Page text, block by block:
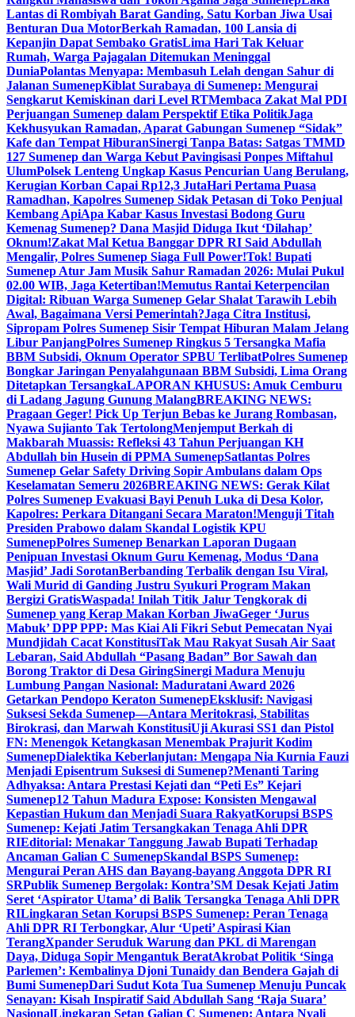
Lantas di Rombiyah Barat Ganding, Satu Korban Jiwa Usai
Benturan Dua MotorBerkah Ramadan, 100 Lansia di
Kepanjin Dapat Sembako GratisLima Hari Tak Keluar
Rumah, Warga Pajagalan Ditemukan Meninggal
DuniaPolantas Menyapa: Membasuh Lelah dengan Sahur di
Jalanan SumenepKiblat Surabaya di Sumenep: Mengurai
Sengkarut Kemiskinan dari Level RTMembaca Zakat Mal PDI
Perjuangan Sumenep dalam Perspektif Etika PolitikJaga
Kekhusyukan Ramadan, Aparat Gabungan Sumenep “Sidak”
Kafe dan Tempat HiburanSinergi Tanpa Batas: Satgas TMMD
127 Sumenep dan Warga Kebut Pavingisasi Ponpes Miftahul
UlumPolsek Lenteng Ungkap Kasus Pencurian Uang Berulang,
Kerugian Korban Capai Rp12,3 JutaHari Pertama Puasa
Ramadhan, Kapolres Sumenep Sidak Petasan di Toko Penjual
Kembang ApiApa Kabar Kasus Investasi Bodong Guru
Kemenag Sumenep? Dana Masjid Diduga Ikut ‘Dilahap’
Oknum!Zakat Mal Ketua Banggar DPR RI Said Abdullah
Mengalir, Polres Sumenep Siaga Full Power!Tok! Bupati
Sumenep Atur Jam Musik Sahur Ramadan 2026: Mulai Pukul
02.00 WIB, Jaga Ketertiban!Memutus Rantai Keterpencilan
Digital: Ribuan Warga Sumenep Gelar Shalat Tarawih Lebih
Awal, Bagaimana Versi Pemerintah?Jaga Citra Institusi,
Sipropam Polres Sumenep Sisir Tempat Hiburan Malam Jelang
Libur PanjangPolres Sumenep Ringkus 5 Tersangka Mafia
BBM Subsidi, Oknum Operator SPBU TerlibatPolres Sumenep
Bongkar Jaringan Penyalahgunaan BBM Subsidi, Lima Orang
Ditetapkan TersangkaLAPORAN KHUSUS: Amuk Cemburu
di Ladang Jagung Gunung MalangBREAKING NEWS:
Pragaan Geger! Pick Up Terjun Bebas ke Jurang Rombasan,
Nyawa Sujianto Tak TertolongMenjemput Berkah di
Makbarah Muassis: Refleksi 43 Tahun Perjuangan KH
Abdullah bin Husein di PPMA SumenepSatlantas Polres
Sumenep Gelar Safety Driving Sopir Ambulans dalam Ops
Keselamatan Semeru 2026BREAKING NEWS: Gerak Kilat
Polres Sumenep Evakuasi Bayi Penuh Luka di Desa Kolor,
Kapolres: Perkara Ditangani Secara Maraton!Menguji Titah
Presiden Prabowo dalam Skandal Logistik KPU
SumenepPolres Sumenep Benarkan Laporan Dugaan
Penipuan Investasi Oknum Guru Kemenag, Modus ‘Dana
Masjid’ Jadi SorotanBerbanding Terbalik dengan Isu Viral,
Wali Murid di Ganding Justru Syukuri Program Makan
Bergizi GratisWaspada! Inilah Titik Jalur Tengkorak di
Sumenep yang Kerap Makan Korban JiwaGeger ‘Jurus
Mabuk’ DPP PPP: Mas Kiai Ali Fikri Sebut Pemecatan Nyai
Mundjidah Cacat KonstitusiTak Mau Rakyat Susah Air Saat
Lebaran, Said Abdullah “Pasang Badan” Bor Sawah dan
Borong Traktor di Desa GiringSinergi Madura Menuju
Lumbung Pangan Nasional: Maduratani Award 2026
Getarkan Pendopo Keraton SumenepEksklusif: Navigasi
Suksesi Sekda Sumenep—Antara Meritokrasi, Stabilitas
Birokrasi, dan Marwah KonstitusiUji Akurasi SS1 dan Pistol
FN: Menengok Ketangkasan Menembak Prajurit Kodim
SumenepDialektika Keberlanjutan: Mengapa Nia Kurnia Fauzi
Menjadi Episentrum Suksesi di Sumenep?Menanti Taring
Adhyaksa: Antara Prestasi Kejati dan “Peti Es” Kejari
Sumenep12 Tahun Madura Expose: Konsisten Mengawal
Kepastian Hukum dan Menjadi Suara RakyatKorupsi BSPS
Sumenep: Kejati Jatim Tersangkakan Tenaga Ahli DPR
RIEditorial: Menakar Tanggung Jawab Bupati Terhadap
Ancaman Galian C SumenepSkandal BSPS Sumenep:
Mengurai Peran AHS dan Bayang-bayang Anggota DPR RI
SRPublik Sumenep Bergolak: Kontra’SM Desak Kejati Jatim
Seret ‘Aspirator Utama’ di Balik Tersangka Tenaga Ahli DPR
RILingkaran Setan Korupsi BSPS Sumenep: Peran Tenaga
Ahli DPR RI Terbongkar, Alur ‘Upeti’ Aspirasi Kian
TerangXpander Seruduk Warung dan PKL di Marengan
Daya, Diduga Sopir Mengantuk BeratAkrobat Politik ‘Singa
Parlemen’: Kembalinya Djoni Tunaidy dan Bendera Gajah di
Bumi SumenepDari Sudut Kota Tua Sumenep Menuju Puncak
Senayan: Kisah Inspiratif Said Abdullah Sang ‘Raja Suara’
NasionalLingkaran Setan Galian C Sumenep: Antara Nyali